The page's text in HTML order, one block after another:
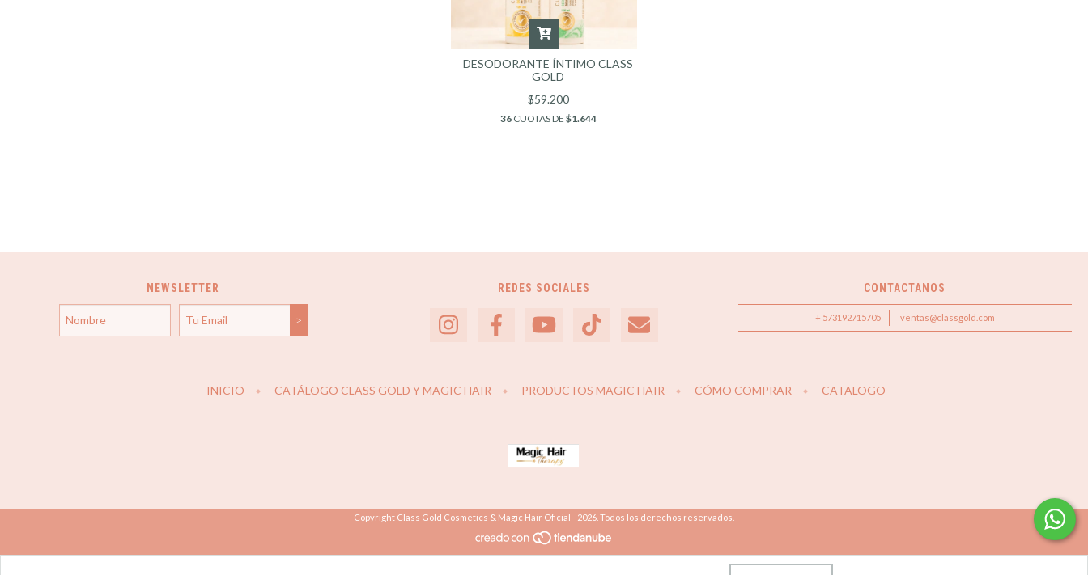
DESODORANTE ÍNTIMO CLASS
GOLD
$59.200
36CUOTAS DE $1.644
NEWSLETTER REDES SOCIALES CONTACTANOS
+ 573192715705 ventas@classgold.com
INICIO CATÁLOGO CLASS GOLD Y MAGIC HAIR PRODUCTOS MAGIC HAIR CÓMO COMPRAR CATALOGO
Copyright Class Gold Cosmetics & Magic Hair Oficial - 2026. Todos los derechos reservados.